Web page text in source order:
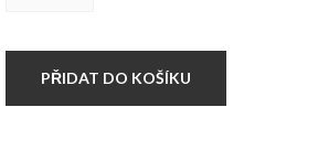
50X100CM
množstvíPŘIDAT DO KOŠÍKU